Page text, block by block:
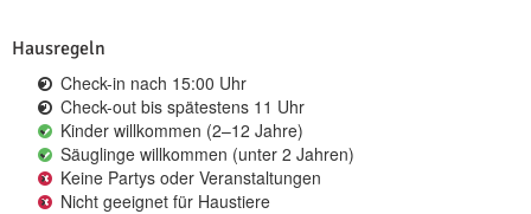
Hausregeln
Check-in nach 15:00 Uhr
Check-out bis spätestens 11 Uhr
Kinder willkommen (2–12 Jahre)
Säuglinge willkommen (unter 2 Jahren)
Keine Partys oder Veranstaltungen
Nicht geeignet für Haustiere